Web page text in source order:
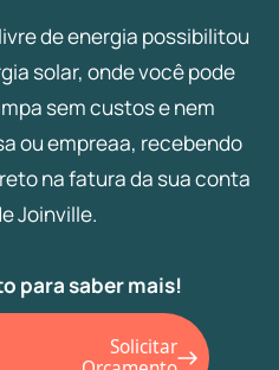
de energia possibilitou
solar, onde você pode
sem custos e nem
ou empreaa, recebendo
na fatura da sua conta
Joinville.
para saber mais!
Solicitar